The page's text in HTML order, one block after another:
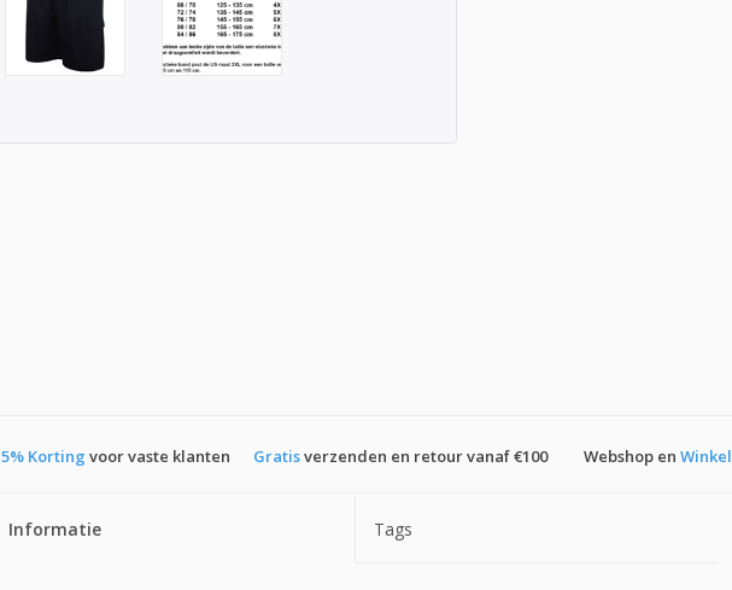
5% Korting voor vaste klanten Gratisverzenden en retour vanaf €100 Webshop en Winkel
Informatie Tags